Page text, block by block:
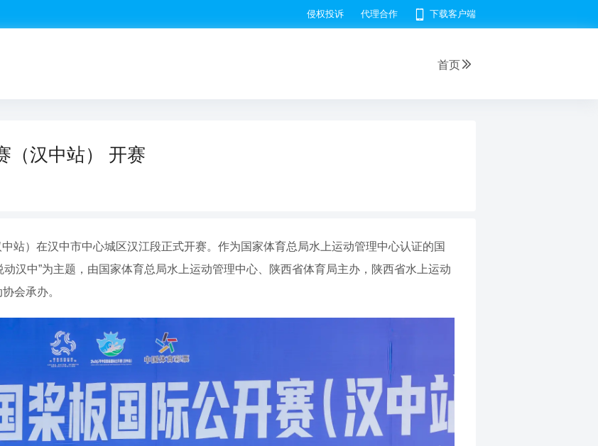
侵权投诉 代理合作 下载客户端
首页
（汉中站） 开赛
站）在汉中市中心城区汉江段正式开赛。作为国家体育总局水上运动管理中心认证的国
汉中”为主题，由国家体育总局水上运动管理中心、陕西省体育局主办，陕西省水上运动
会承办。